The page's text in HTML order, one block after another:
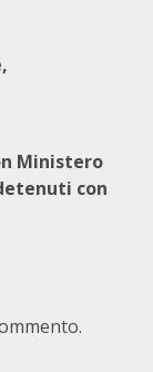
Ministero
con